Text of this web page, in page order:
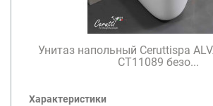
Унитаз напольный Ceruttispa
CT11089 безо...
Характеристики